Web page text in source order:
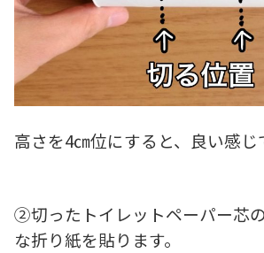
高さを4㎝位にすると、良い感
②切ったトイレットペーパー芯
な折り紙を貼ります。